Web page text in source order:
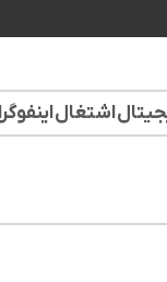
اشتغال